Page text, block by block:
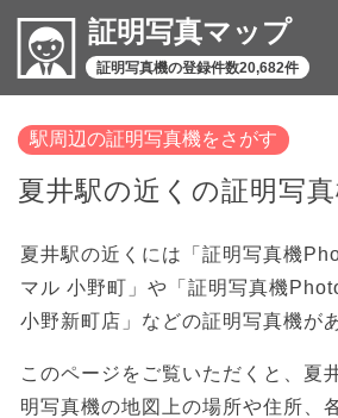
証明写真マップ
証明写真機の登録件数20,682件
駅周辺の証明写真機をさがす
夏井駅の近くの証明写真
夏井駅の近くには「証明写真機
マル 小野町」や「証明写真機
小野新町店」などの証明写真機が
このページをご覧いただくと、夏
明写真機の地図上の場所や住所、